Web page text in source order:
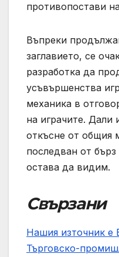
противопостави
Въпреки
заглавието, се
разработка да
усъвършенства
механика в
на играчите. Дали
откъсне от общия
последван от
остава да видим.
Свързани
Нашия източник е
Търговско-